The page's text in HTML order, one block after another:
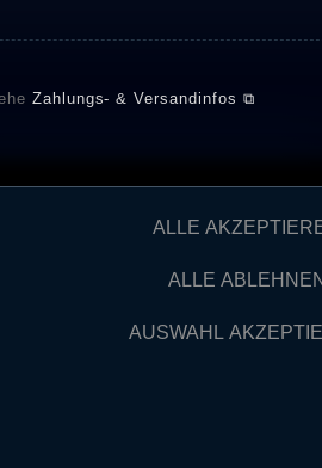
Zahlungs- & Versandinfos ⧉
setzt automatische und manuelle
von Verbrauchern stammen, die
ALLE
ALLE ABLEHNEN
AUSWAHL